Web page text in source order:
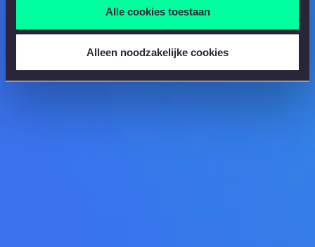
Alle cookies toestaan
Alleen noodzakelijke cookies